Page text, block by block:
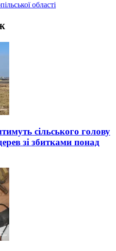
області
сільського голову
зі збитками понад